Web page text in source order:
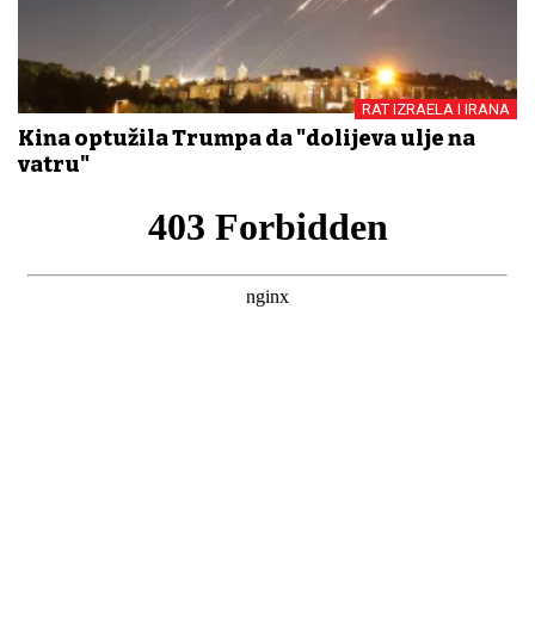
RAT IZRAELA I IRANA
Kina optužila Trumpa da "dolijeva ulje na
vatru"